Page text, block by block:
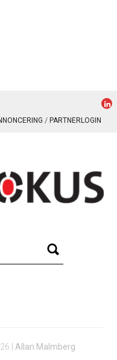
PARTNERLOGIN
Allan Malmberg